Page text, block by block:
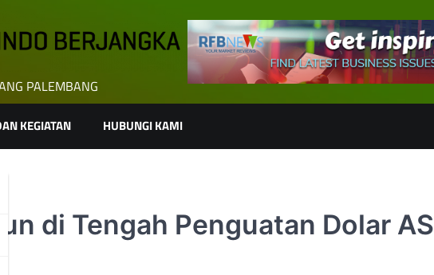
PALEMBANG
KEGIATAN HUBUNGI KAMI
di Tengah Penguatan Dolar AS